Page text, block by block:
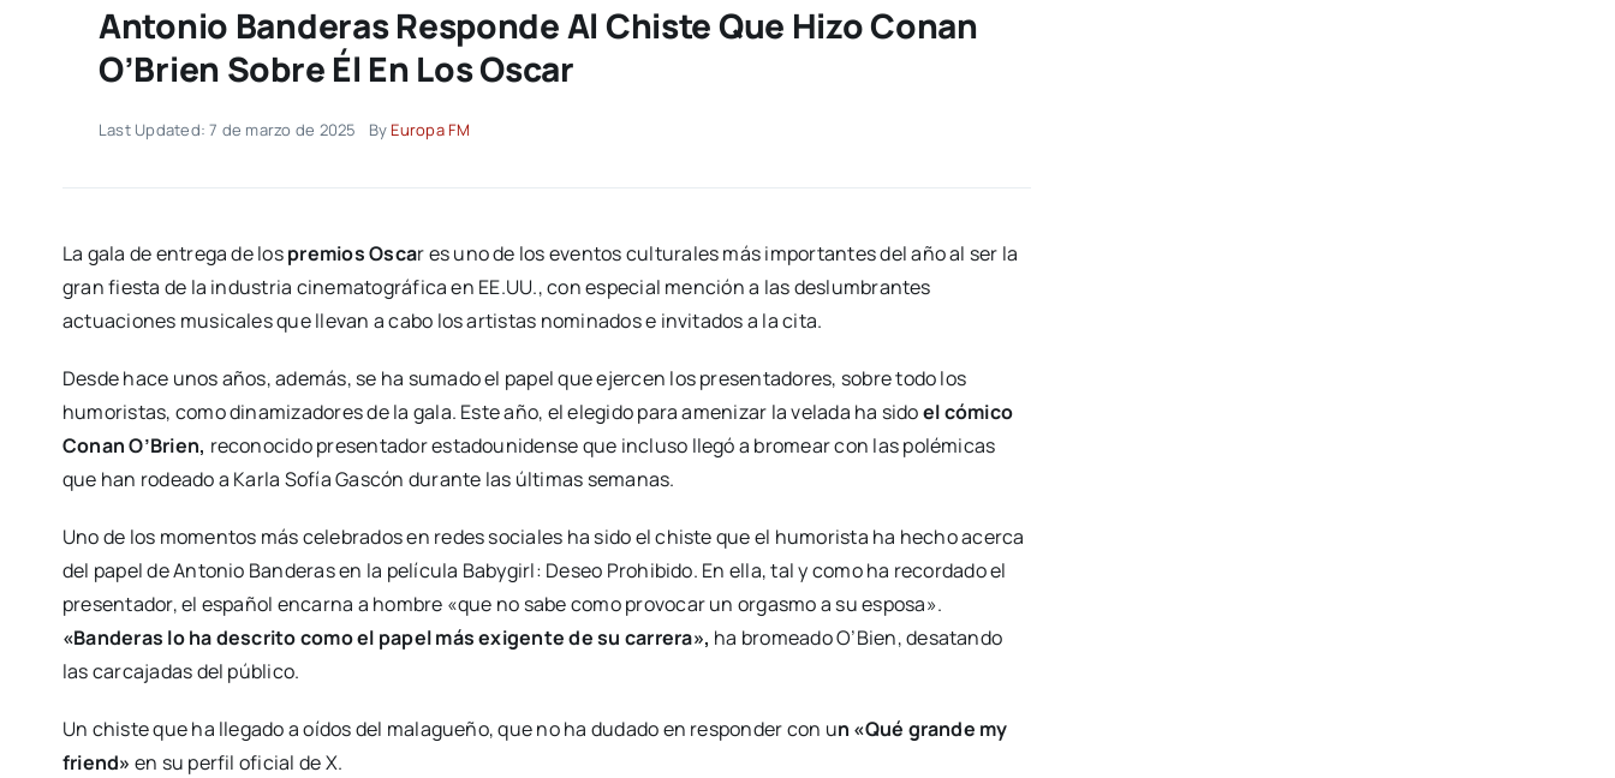
Antonio Banderas Responde Al Chiste Que Hizo Conan
O’Brien Sobre Él En Los Oscar
Last Updated: 7 de marzo de 2025 By Europa FM
La gala de entrega de lospremios Oscar es uno de los eventos culturales más importantes del año al ser la
gran fiesta de la industria cinematográfica en EE.UU., con especial mención a las deslumbrantes
actuaciones musicales que llevan a cabo los artistas nominados e invitados a la cita.
Desde hace unos años, además, se ha sumado el papel que ejercen los presentadores, sobre todo los
humoristas, como dinamizadores de la gala. Este año, el elegido para amenizar la velada ha sidoel cómico
Conan O’Brien, reconocido presentador estadounidense que incluso llegó a bromear con las polémicas
que han rodeado a Karla Sofía Gascón durante las últimas semanas.
Uno de los momentos más celebrados en redes sociales ha sido el chiste que el humorista ha hecho acerca
del papel de Antonio Banderas en la película Babygirl: Deseo Prohibido. En ella, tal y como ha recordado el
presentador, el español encarna a hombre «que no sabe como provocar un orgasmo a su esposa».
«Banderas lo ha descrito como el papel más exigente de su carrera», ha bromeado O’Bien, desatando
las carcajadas del público.
Un chiste que ha llegado a oídos del malagueño, que no ha dudado en responder con un «Qué grande my
friend» en su perfil oficial de X.